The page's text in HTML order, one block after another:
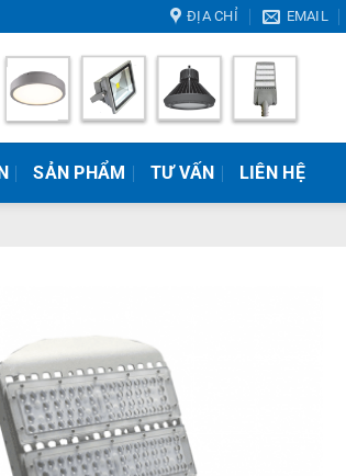
ĐỊA CHỈ EMAIL
SẢN PHẨM TƯ VẤN LIÊN HỆ